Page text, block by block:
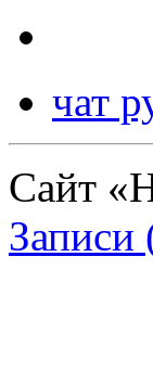
чат
Сайт
Записи